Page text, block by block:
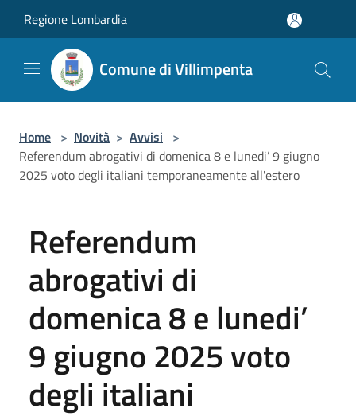
Regione Lombardia
Comune di Villimpenta
Home > Novità > Avvisi >
Referendum abrogativi di domenica 8 e lunedi’ 9 giugno
2025 voto degli italiani temporaneamente all'estero
Referendum
abrogativi di
domenica 8 e lunedi’
9 giugno 2025 voto
degli italiani